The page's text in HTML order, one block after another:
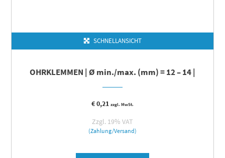
SCHNELLANSICHT
OHRKLEMMEN | Ø min./max. (mm) = 12 – 14 |
€0,21 zzgl. MwSt.
Zzgl. 19% VAT
(Zahlung/Versand)